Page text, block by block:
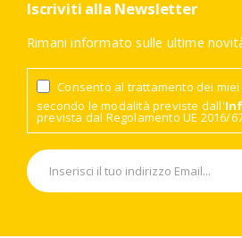
Iscriviti alla Newsletter
Rimani informato sulle ultime
Consento al trattamento dei
secondo le modalità previste dall'
prevista dal Regolamento UE 2016/